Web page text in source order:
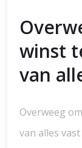
winst
van
Overweeg
van alles